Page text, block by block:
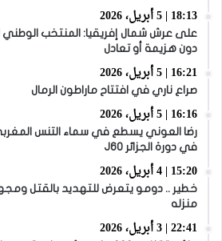
18:13 | 5 أبريل، 2026
دون هزيمة أو تعادل
16:21 | 5 أبريل، 2026
صراع ناري في افتتاح ماراطون الرمال
16:16 | 5 أبريل، 2026
رضا العوني يسطع في سماء التنس
في دورة الجزائر J60
15:20 | 4 أبريل، 2026
خطير .. دومو يتعرض للتهديد بالقتل
منزله
22:41 | 3 أبريل، 2026